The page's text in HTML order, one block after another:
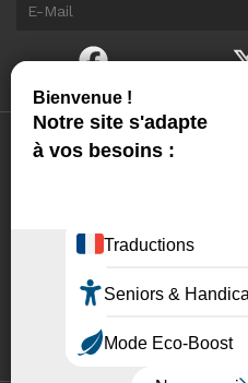
Normandinamik sélectionne
l'essentiel de l'actualité
VOTRE